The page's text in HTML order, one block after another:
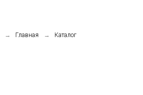
→ Главная → Каталог